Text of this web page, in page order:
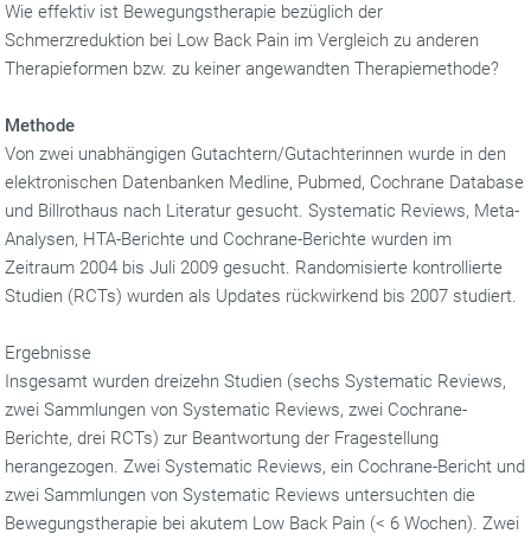
Wie effektiv ist Bewegungstherapie bezüglich der
Schmerzreduktion bei Low Back Pain im Vergleich zu anderen
Therapieformen bzw. zu keiner angewandten Therapiemethode?
Methode
Von zwei unabhängigen Gutachtern/Gutachterinnen wurde in den
elektronischen Datenbanken Medline, Pubmed, Cochrane Database
und Billrothaus nach Literatur gesucht. Systematic Reviews, Meta-
Analysen, HTA-Berichte und Cochrane-Berichte wurden im
Zeitraum 2004 bis Juli 2009 gesucht. Randomisierte kontrollierte
Studien (RCTs) wurden als Updates rückwirkend bis 2007 studiert.
Ergebnisse
Insgesamt wurden dreizehn Studien (sechs Systematic Reviews,
zwei Sammlungen von Systematic Reviews, zwei Cochrane-
Berichte, drei RCTs) zur Beantwortung der Fragestellung
herangezogen. Zwei Systematic Reviews, ein Cochrane-Bericht und
zwei Sammlungen von Systematic Reviews untersuchten die
Bewegungstherapie bei akutem Low Back Pain (< 6 Wochen). Zwei